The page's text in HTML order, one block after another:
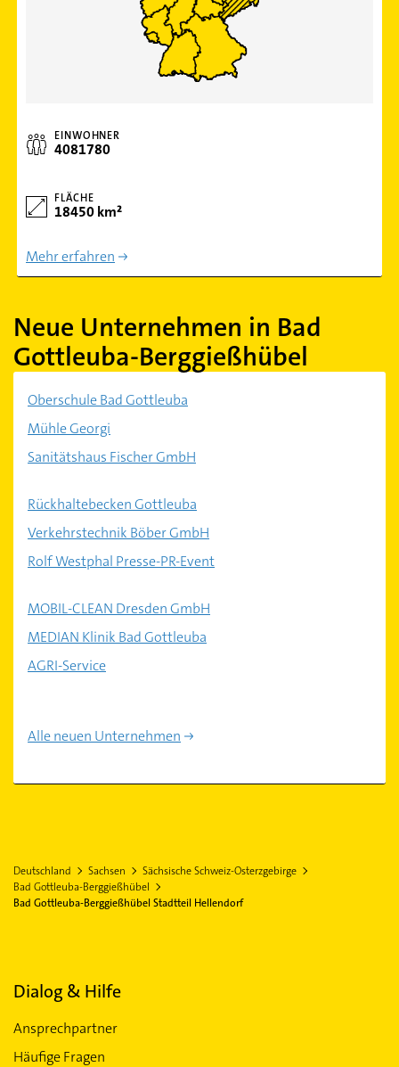
EINWOHNER
4081780
FLÄCHE
18450 km²
Mehr erfahren
Neue Unternehmen in Bad
Gottleuba-Berggießhübel
Oberschule Bad Gottleuba
Mühle Georgi
Sanitätshaus Fischer GmbH
Rückhaltebecken Gottleuba
Verkehrstechnik Böber GmbH
Rolf Westphal Presse-PR-Event
MOBIL-CLEAN Dresden GmbH
MEDIAN Klinik Bad Gottleuba
AGRI-Service
Alle neuen Unternehmen
Deutschland Sachsen
Sächsische Schweiz-Osterzgebirge
Bad Gottleuba-Berggießhübel
Bad Gottleuba-Berggießhübel Stadtteil Hellendorf
Dialog & Hilfe
Ansprechpartner
Häufige Fragen